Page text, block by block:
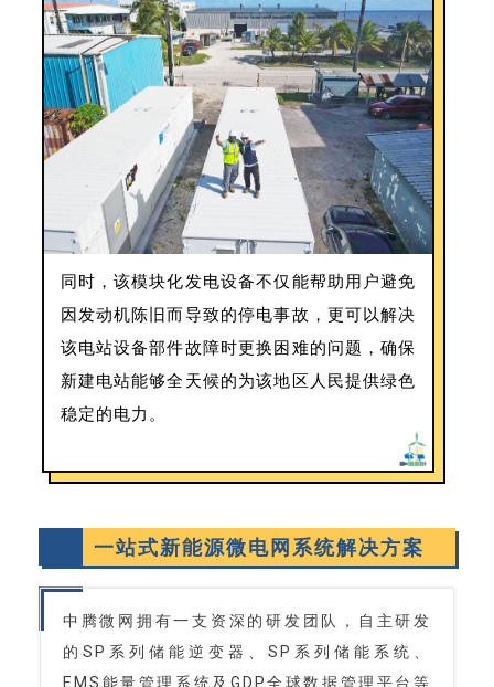
同时，该模块化发电设备不仅能帮助用户避免
因发动机陈旧而导致的停电事故，更可以解决
该电站设备部件故障时更换困难的问题，确保
新建电站能够全天候的为该地区人民提供绿色
稳定的电力。
一站式新能源微电网系统解决方案
中腾微网拥有一支资深的研发团队，自主研发
的SP系列储能逆变器、SP系列储能系统、
EMS能量管理系统及GDP全球数据管理平台等